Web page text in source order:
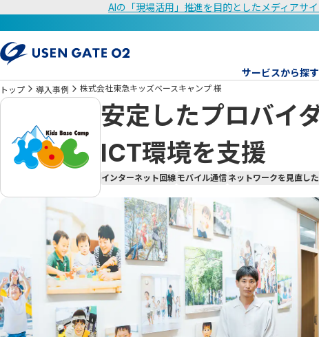
AIの「現場活用」推進を目的としたメディアサ
サービスから探す
トップ 導入事例 株式会社東急キッズベースキャンプ 様
安定したプロバイ
ICT環境を支援
インターネット回線 モバイル通信 ネットワークを見直し